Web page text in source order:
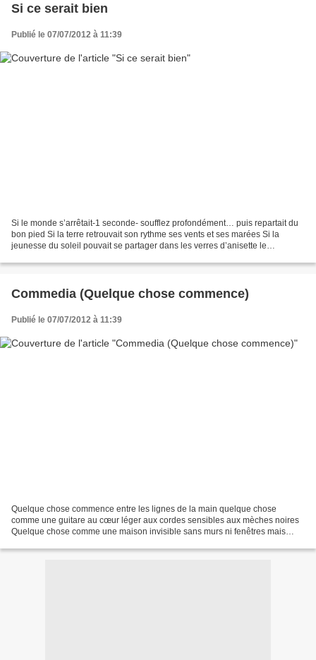
Si ce serait bien
Publié le 07/07/2012 à 11:39
Si le monde s’arrêtait-1 seconde- soufflez profondément… puis repartait du
bon pied Si la terre retrouvait son rythme ses vents et ses marées Si la
jeunesse du soleil pouvait se partager dans les verres d’anisette le
Commedia (Quelque chose commence)
Publié le 07/07/2012 à 11:39
Quelque chose commence entre les lignes de la main quelque chose
comme une guitare au cœur léger aux cordes sensibles aux mèches noires
Quelque chose comme une maison invisible sans murs ni fenêtres mais